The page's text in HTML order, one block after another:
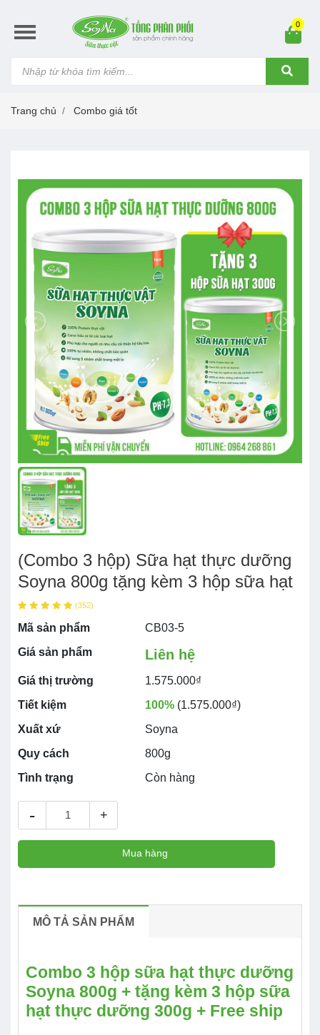
0
Trang chủ Combo giá tốt
(Combo 3 hộp) Sữa hạt thực dưỡng
Soyna 800g tặng kèm 3 hộp sữa hạt
(352)
Mã sản phẩm
CB03-5
Giá sản phẩm
Liên hệ
Giá thị trường
1.575.000₫
Tiết kiệm
100% (1.575.000₫)
Xuất xứ
Soyna
Quy cách
800g
Tình trạng
Còn hàng
- +
Mua hàng
MÔ TẢ SẢN PHẨM
Combo 3 hộp sữa hạt thực dưỡng
Soyna 800g + tặng kèm 3 hộp sữa
hạt thực dưỡng 300g + Free ship